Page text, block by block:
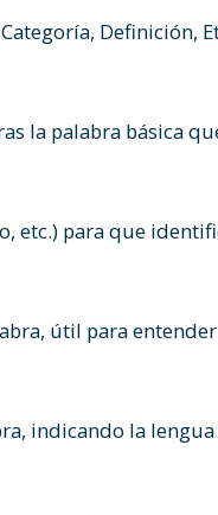
Definición,
la palabra básica
etc.) para que
útil para
indicando la